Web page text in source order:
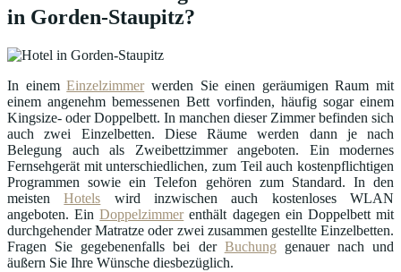
in Gorden-Staupitz?
In einemEinzelzimmerwerden Sie einen geräumigen Raum mit
einem angenehm bemessenen Bett vorfinden, häufig sogar einem
Kingsize- oder Doppelbett. In manchen dieser Zimmer befinden sich
auch zwei Einzelbetten. Diese Räume werden dann je nach
Belegung auch als Zweibettzimmer angeboten. Ein modernes
Fernsehgerät mit unterschiedlichen, zum Teil auch kostenpflichtigen
Programmen sowie ein Telefon gehören zum Standard. In den
meistenHotels wird inzwischen auch kostenloses WLAN
angeboten. EinDoppelzimmerenthält dagegen ein Doppelbett mit
durchgehender Matratze oder zwei zusammen gestellte Einzelbetten.
Fragen Sie gegebenenfalls bei der Buchung genauer nach und
äußern Sie Ihre Wünsche diesbezüglich.